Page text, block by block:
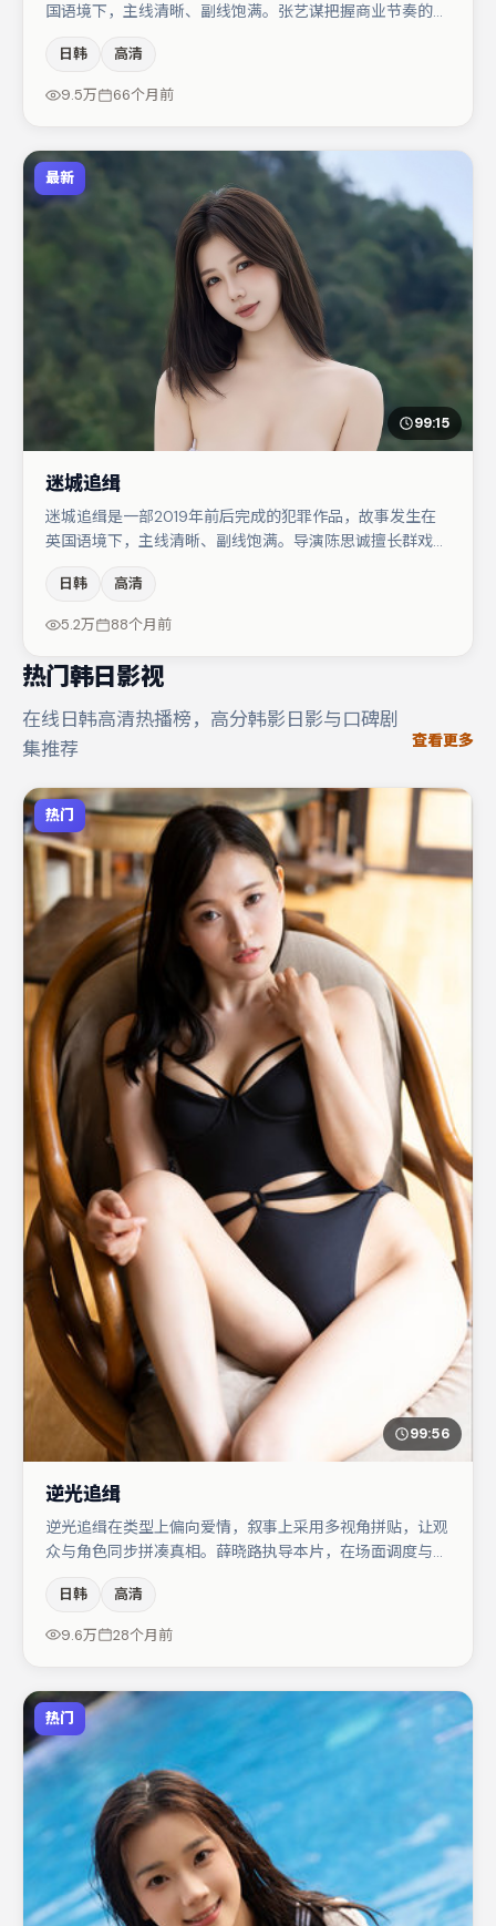
国语境下，主线清晰、副线饱满。张艺谋把握商业节奏的同
包括赵丽颖、文淇、周冬雨等，角色动机前后呼应，适合喜
欢抠台词与伏笔的观众。整体完成度较高，适合周末一口气
日韩 高清
9.5万 66个月前
最新
99:15
迷城追缉
迷城追缉是一部2019年前后完成的犯罪作品，故事发生在
英国语境下，主线清晰、副线饱满。导演陈思诚擅长群戏与
央的对手戏构成全片情感锚点，周迅则以细节塑造推动谜题
层层揭开。节奏紧凑、反转有度，值得列入片单。
日韩 高清
5.2万 88个月前
热门韩日影视
在线日韩高清热播榜，高分韩影日影与口碑剧
集推荐
查看更多
热门
99:56
逆光追缉
逆光追缉在类型上偏向爱情，叙事上采用多视角拼贴，让观
众与角色同步拼凑真相。薛晓路执导本片，在场面调度与表
音的对手戏构成全片情感锚点，刘亦菲则以细节塑造推动谜
题层层揭开。整体完成度较高，适合周末一口气追完。
日韩 高清
9.6万 28个月前
热门